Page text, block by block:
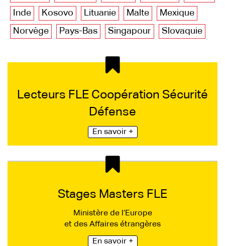
Inde
Kosovo Lituanie Malte
Mexique
Norvège
Pays-Bas Singapour Slovaquie
Lecteurs FLE Coopération Sécurité
Défense
En savoir +
Stages Masters FLE
Ministère de l’Europe
et des Affaires étrangères
En savoir +